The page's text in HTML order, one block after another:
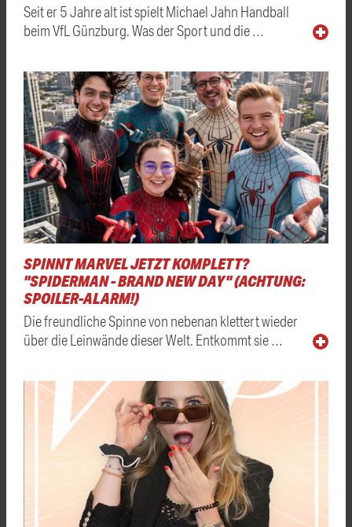
Seit er 5 Jahre alt ist spielt Michael Jahn Handball
beim VfL Günzburg. Was der Sport und die …
SPINNT MARVEL JETZT KOMPLETT?
"SPIDERMAN - BRAND NEW DAY" (ACHTUNG:
SPOILER-ALARM!)
Die freundliche Spinne von nebenan klettert wieder
über die Leinwände dieser Welt. Entkommt sie …